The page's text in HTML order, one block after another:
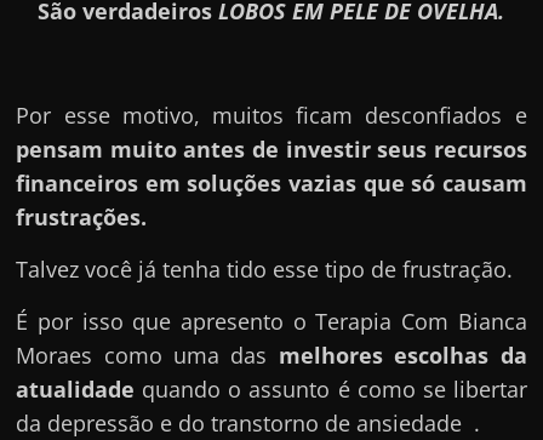
São verdadeirosLOBOS EM PELE DE OVELHA.
Por esse motivo, muitos ficam desconfiados e
pensam muito antes de investir seus recursos
financeiros em soluções vazias que só causam
frustrações.
Talvez você já tenha tido esse tipo de frustração.
É por isso que apresento o Terapia Com Bianca
Moraes como uma das melhores escolhas da
atualidade quando o assunto é como se libertar
da depressão e do transtorno de ansiedade .